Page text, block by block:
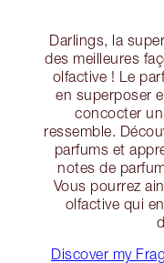
Darlings, la
des meilleures
olfactive ! Le
en superposer
concocter
ressemble.
parfums et
notes de
Vous pourrez
olfactive qui
Discover my